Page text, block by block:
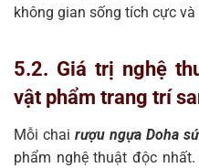
không gian sống tích cực và
5.2. Giá trị nghệ
vật phẩm trang trí
Mỗi chairượu ngựa Doha
phẩm nghệ thuật độc